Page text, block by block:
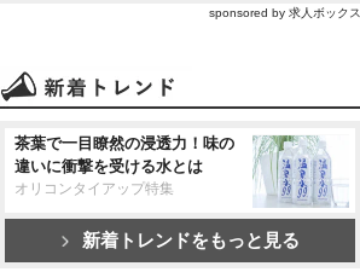
sponsored by 求人ボックス
茶葉で一目瞭然の浸透力！味の
違いに衝撃を受ける水とは
オリコンタイアップ特集
新着トレンドをもっと見る